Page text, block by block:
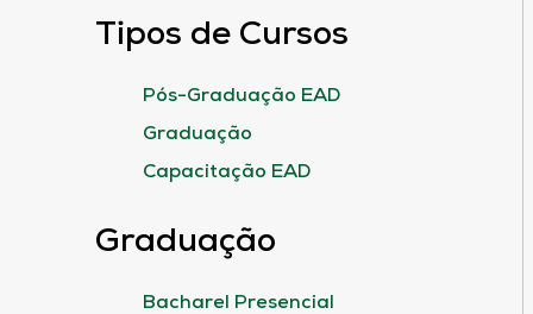
Tipos de Cursos
Pós-Graduação EAD
Graduação
Capacitação EAD
Graduação
Bacharel Presencial